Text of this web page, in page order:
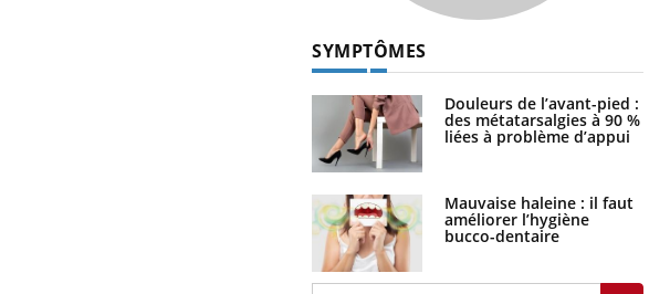
SYMPTÔMES
Douleurs de l’avant-pied :
des métatarsalgies à 90 %
liées à problème d’appui
Mauvaise haleine : il faut
améliorer l’hygiène
bucco-dentaire